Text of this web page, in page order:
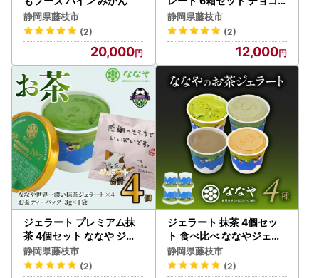
静岡県藤枝市
(2)
20,000
レート
静岡県藤枝市
(2)
12,000
ジェラート プレミアム抹
茶 4個セット ななや ジェ
ラート
静岡県藤枝市
(2)
ジェラート 抹茶 4個セッ
ト 食べ比べ ななやジェラ
ート
静岡県藤枝市
(2)